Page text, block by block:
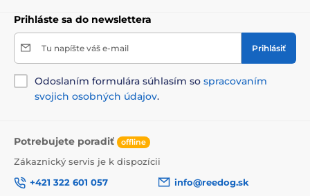
Prihláste sa do newslettera
Tu napíšte váš e-mail Prihlásiť
Odoslaním formulára súhlasím so spracovaním
svojich osobných údajov.
Potrebujete poradiť offline
Zákaznický servis je k dispozícii
+421 322 601 057
info@reedog.sk